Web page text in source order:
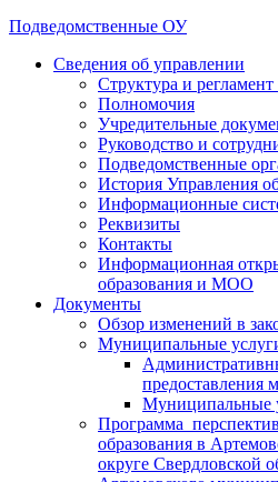
Подведомственные ОУ
Сведения об управлении
Структура и
Полномочия
Учредительные
Руководство и
Подведомственные
История Управления
Информационные
Реквизиты
Контакты
Информационная
образования и МОО
Документы
Обзор изменений в
Муниципальные
предоставления
Муниципальные
Программа
образования в
округе Свердловской